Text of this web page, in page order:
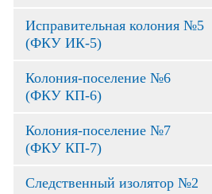
Исправительная колония №5
(ФКУ ИК-5)
Колония-поселение №6
(ФКУ КП-6)
Колония-поселение №7
(ФКУ КП-7)
Следственный изолятор №2